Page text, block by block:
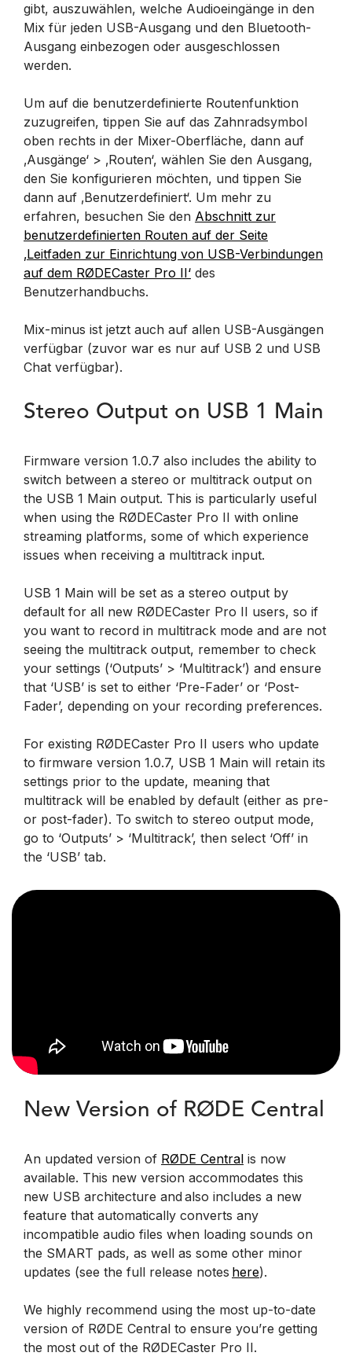
gibt, auszuwählen, welche Audioeingänge in den
Mix für jeden USB-Ausgang und den Bluetooth-
Ausgang einbezogen oder ausgeschlossen
werden.
Um auf die benutzerdefinierte Routenfunktion
zuzugreifen, tippen Sie auf das Zahnradsymbol
oben rechts in der Mixer-Oberfläche, dann auf
‚Ausgänge‘ > ‚Routen‘, wählen Sie den Ausgang,
den Sie konfigurieren möchten, und tippen Sie
dann auf ‚Benutzerdefiniert‘. Um mehr zu
erfahren, besuchen Sie den Abschnitt zur
benutzerdefinierten Routen auf der Seite
‚Leitfaden zur Einrichtung von USB-Verbindungen
auf dem RØDECaster Pro II‘ des
Benutzerhandbuchs.
Mix-minus ist jetzt auch auf allen USB-Ausgängen
verfügbar (zuvor war es nur auf USB 2 und USB
Chat verfügbar).
Stereo Output on USB 1 Main
Firmware version 1.0.7 also includes the ability to
switch between a stereo or multitrack output on
the USB 1 Main output. This is particularly useful
when using the RØDECaster Pro II with online
streaming platforms, some of which experience
issues when receiving a multitrack input.
USB 1 Main will be set as a stereo output by
default for all new RØDECaster Pro II users, so if
you want to record in multitrack mode and are not
seeing the multitrack output, remember to check
your settings (‘Outputs’ > ‘Multitrack’) and ensure
that ‘USB’ is set to either ‘Pre-Fader’ or ‘Post-
Fader’, depending on your recording preferences.
For existing RØDECaster Pro II users who update
to firmware version 1.0.7, USB 1 Main will retain its
settings prior to the update, meaning that
multitrack will be enabled by default (either as pre-
or post-fader). To switch to stereo output mode,
go to ‘Outputs’ > ‘Multitrack’, then select ‘Off’ in
the ‘USB’ tab.
New Version of RØDE Central
An updated version of RØDE Central is now
available. This new version accommodates this
new USB architecture and also includes a new
feature that automatically converts any
incompatible audio files when loading sounds on
the SMART pads, as well as some other minor
updates (see the full release notes here).
We highly recommend using the most up-to-date
version of RØDE Central to ensure you’re getting
the most out of the RØDECaster Pro II.